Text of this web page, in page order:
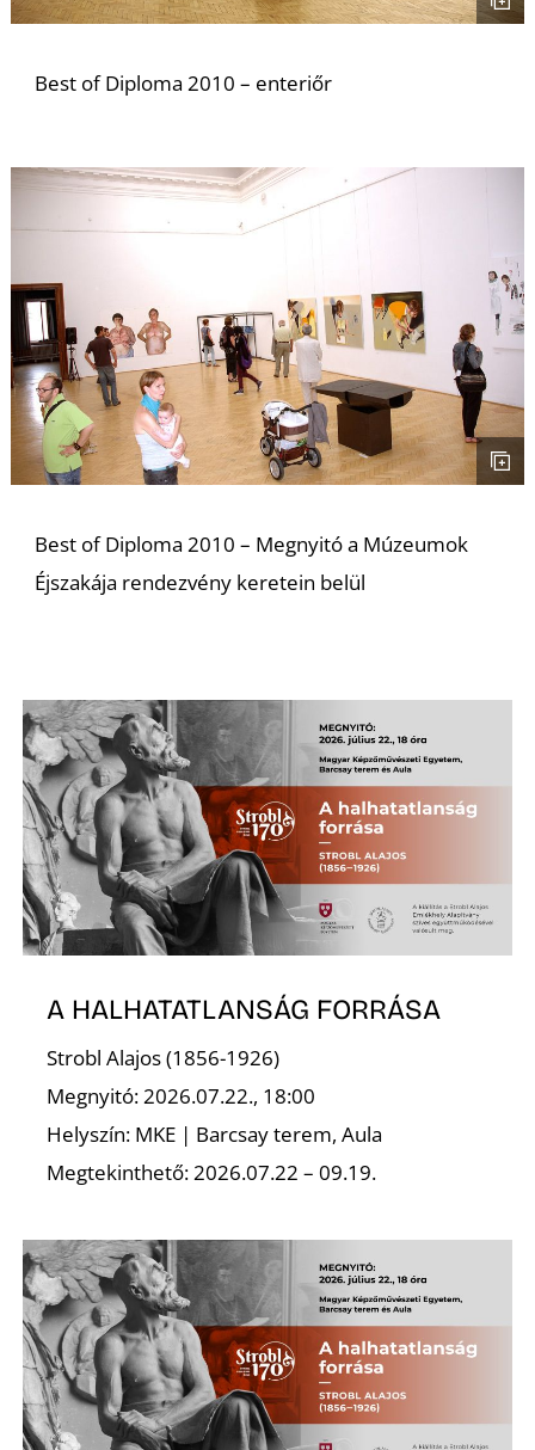
Best of Diploma 2010 – enteriőr
Best of Diploma 2010 – Megnyitó a Múzeumok
Éjszakája rendezvény keretein belül
A HALHATATLANSÁG FORRÁSA
Strobl Alajos (1856-1926)
Megnyitó: 2026.07.22., 18:00
Helyszín: MKE | Barcsay terem, Aula
Megtekinthető: 2026.07.22 – 09.19.